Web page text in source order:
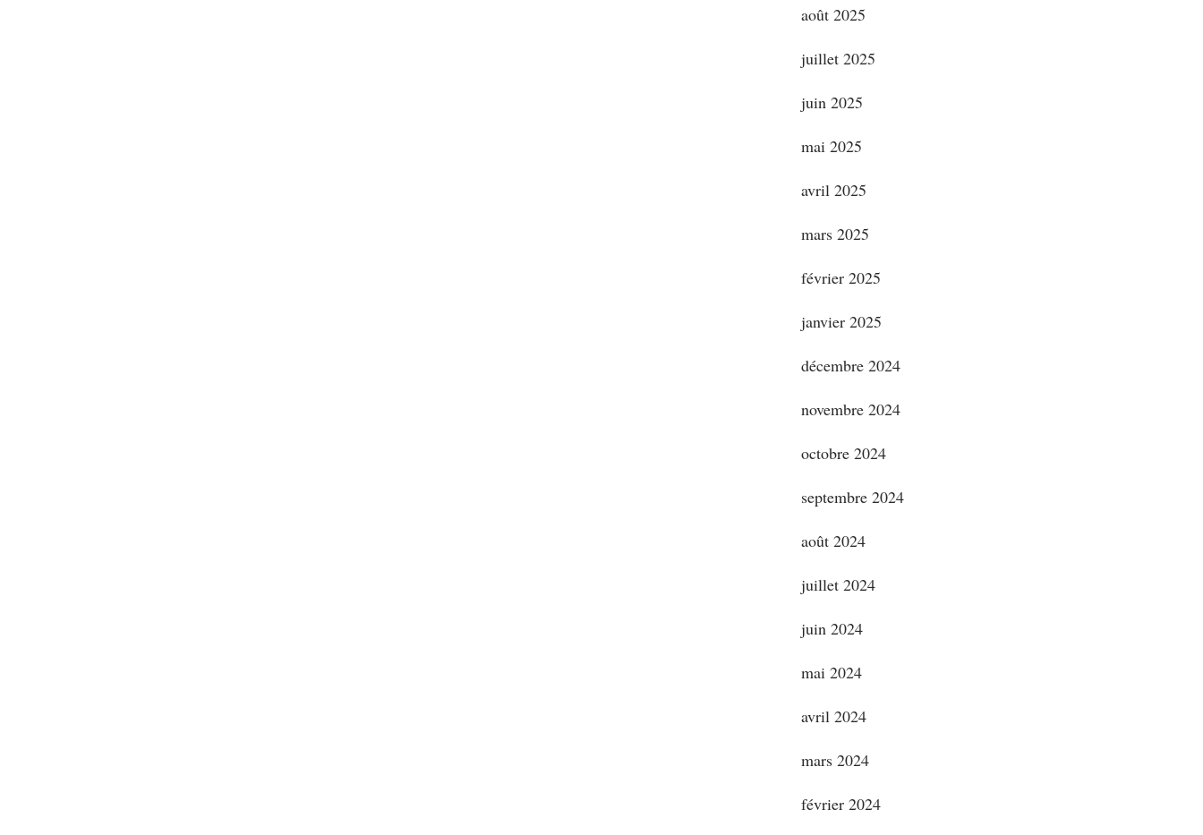
août 2025
juillet 2025
juin 2025
mai 2025
avril 2025
mars 2025
février 2025
janvier 2025
décembre 2024
novembre 2024
octobre 2024
septembre 2024
août 2024
juillet 2024
juin 2024
mai 2024
avril 2024
mars 2024
février 2024